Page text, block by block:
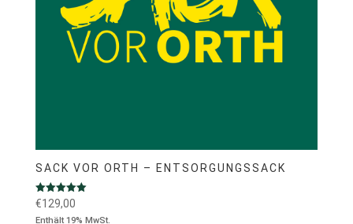
SACK VOR ORTH – ENTSORGUNGSSACK
Bewertet mit
5.00
von 5
€129,00
Enthält 19% MwSt.